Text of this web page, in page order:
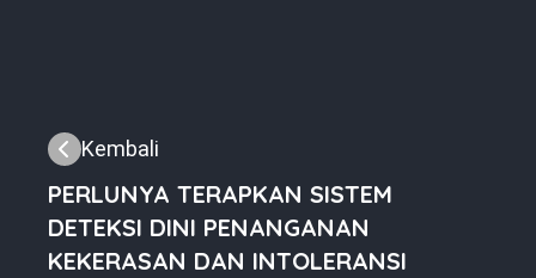
Kembali
PERLUNYA TERAPKAN SISTEM
DETEKSI DINI PENANGANAN
KEKERASAN DAN INTOLERANSI